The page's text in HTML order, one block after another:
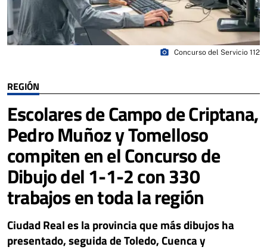
REGIÓN
Escolares de Campo de Criptana,
Pedro Muñoz y Tomelloso
compiten en el Concurso de
Dibujo del 1-1-2 con 330
trabajos en toda la región
Ciudad Real es la provincia que más dibujos ha
presentado, seguida de Toledo, Cuenca y
photo_camera Concurso del Servicio 112